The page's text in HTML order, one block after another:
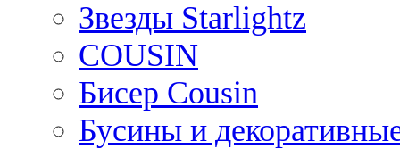
Звезды Starlightz
COUSIN
Бисер Cousin
Бусины и